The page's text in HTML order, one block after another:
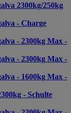
2300kg/250kg
- Charge
- 2300kg Max -
- 2300kg Max -
- 1600kg Max -
- Schulte